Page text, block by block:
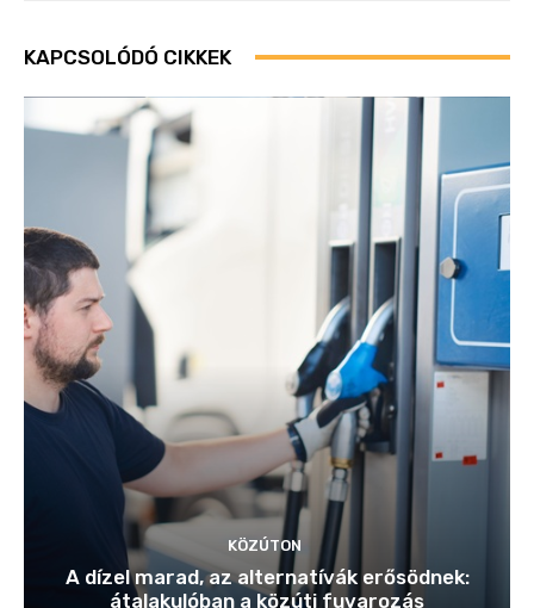
KAPCSOLÓDÓ CIKKEK
KÖZÚTON
A dízel marad, az alternatívák erősödnek:
átalakulóban a közúti fuvarozás